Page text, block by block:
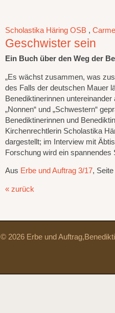
Scholastika Häring OSB ,
Geschwister sein
Ein Buch über den Weg der
„Es wächst zusammen, was
des Falls der deutschen Mauer
Benediktinerinnen
„Nonnen“ und „Schwestern“
Benediktinerinnen und
Kirchenrechtlerin Scholastika
dargestellt; im Interview mit
Forschung wird ein
Aus Erbe und Auftrag 3/17, Seite
« zurück
© 2026 Erbe und Auftrag,